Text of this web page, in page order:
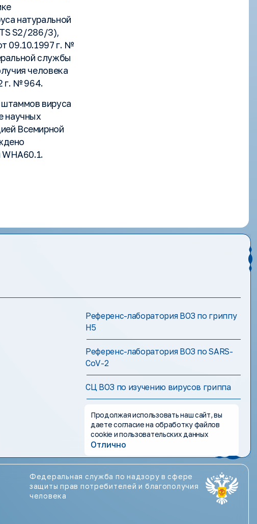
натуральной
S2/286/3),
09.10.1997 г. №
службы
человека
г. № 964.
вируса
научных
Всемирной
Референс-лаборатория ВОЗ по гриппу
H5
Референс-лаборатория ВОЗ по SARS-
CoV-2
СЦ ВОЗ по изучению вирусов гриппа
Продолжая использовать наш сайт, вы
даете согласие на обработку файлов
cookie и пользовательских данных
Отлично
Федеральная служба по надзору в сфере
защиты прав потребителей и благополучия
человека